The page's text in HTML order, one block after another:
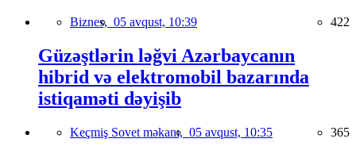
Biznes, 05 avqust, 10:39 422
Güzəştlərin ləğvi Azərbaycanın
hibrid və elektromobil bazarında
istiqaməti dəyişib
Keçmiş Sovet məkanı, 05 avqust, 10:35 365